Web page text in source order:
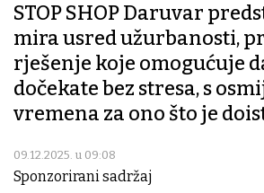
STOP SHOP Daruvar
mira usred užurbanosti,
rješenje koje omogućuje
dočekate bez stresa, s
vremena za ono što je
09.12.2025. u 09:08
Sponzorirani sadržaj